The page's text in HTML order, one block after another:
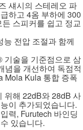
섀시의 스테레오 파
하고 4옴 부하에 300
스피커를 쉽고 정교
전압 조절과 함께
기술을 기준점으로 삼
념을 개선하여 독점적
Mola Kula 통합 증폭
위해 22dB와 28dB 사
이 추가되었습니다.
력, Furutech 바인딩
있습니다.